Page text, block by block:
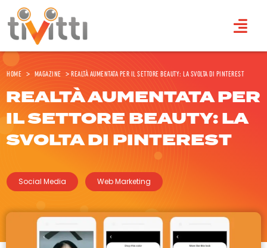
Home > Magazine >Realtà aumentata per il settore beauty: la svolta di Pinterest
REALTÀ AUMENTATA PER
IL SETTORE BEAUTY: LA
SVOLTA DI PINTEREST
Social Media Web Marketing